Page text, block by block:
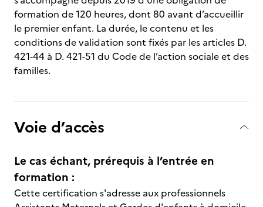
formation de 120 heures, dont 80 avant d’accueillir
le premier enfant. La durée, le contenu et les
conditions de validation sont fixés par les articles D.
421-44 à D. 421-51 du Code de l’action sociale et des
familles.
Voie d’accès
Le cas échant, prérequis à l’entrée en
formation :
Cette certification s'adresse aux professionnels